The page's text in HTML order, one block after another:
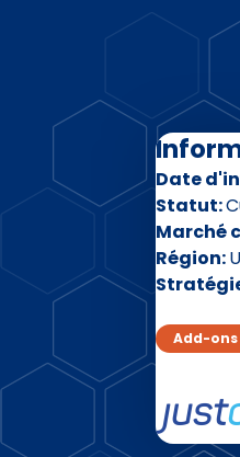
Date
Statut
Marché
Région
Add-ons